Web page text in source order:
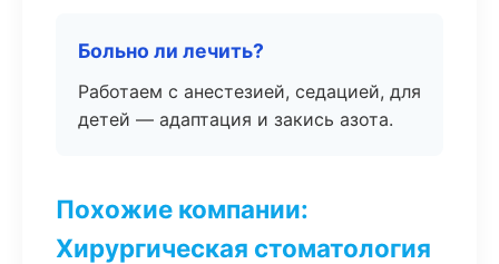
Больно ли лечить?
Работаем с анестезией, седацией, для
детей — адаптация и закись азота.
Похожие компании:
Хирургическая стоматология